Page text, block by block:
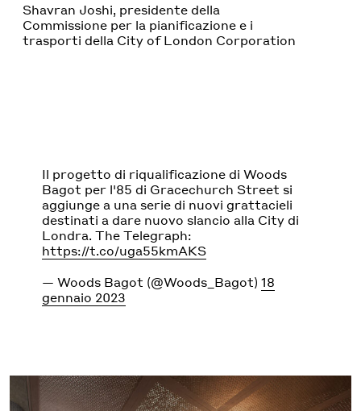
Shavran Joshi, presidente della
Commissione per la pianificazione e i
trasporti della City of London Corporation
Il progetto di riqualificazione di Woods
Bagot per l'85 di Gracechurch Street si
aggiunge a una serie di nuovi grattacieli
destinati a dare nuovo slancio alla City di
Londra. The Telegraph:
https://t.co/uga55kmAKS
— Woods Bagot (@Woods_Bagot) 18
gennaio 2023